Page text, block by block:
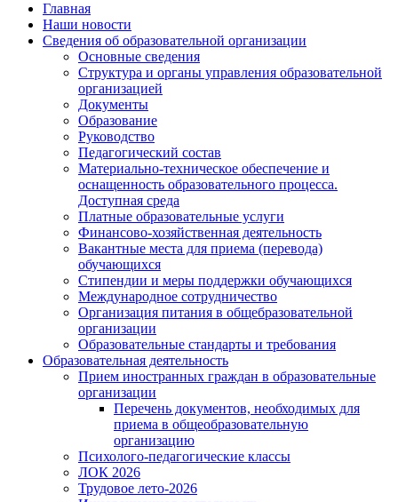
Главная
Наши новости
Сведения об образовательной организации
Основные сведения
Структура и органы управления образовательной
организацией
Документы
Образование
Руководство
Педагогический состав
Материально-техническое обеспечение и
оснащенность образовательного процесса.
Доступная среда
Платные образовательные услуги
Финансово-хозяйственная деятельность
Вакантные места для приема (перевода)
обучающихся
Стипендии и меры поддержки обучающихся
Международное сотрудничество
Организация питания в общебразовательной
организации
Образовательные стандарты и требования
Образовательная деятельность
Прием иностранных граждан в образовательные
организации
Перечень документов, необходимых для
приема в общеобразовательную
организацию
Психолого-педагогические классы
ЛОК 2026
Трудовое лето-2026